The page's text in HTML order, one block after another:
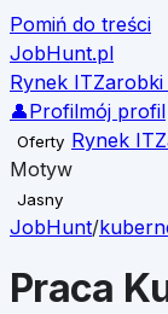
Pomiń do treści
JobHunt.pl
Rynek ITZarobki
👤Profilmój profil
Oferty Rynek IT
Motyw
Jasny
JobHunt/
Praca